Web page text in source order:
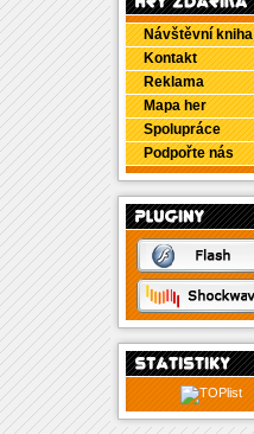
Návštěvní kniha
Kontakt
Reklama
Mapa her
Spolupráce
Podpořte nás